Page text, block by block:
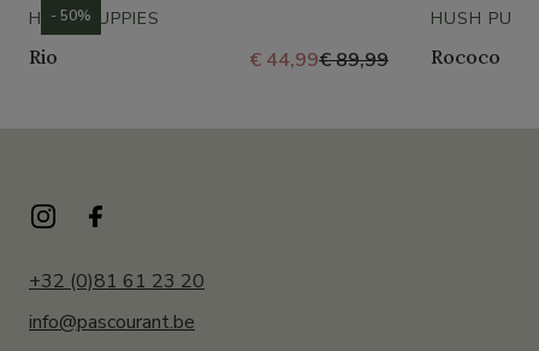
HUSH PUPPIES
Rio € 44,99€ 89,99
- 50% HUSH
Rococo
+32 (0)81 61 23 20
info@pascourant.be